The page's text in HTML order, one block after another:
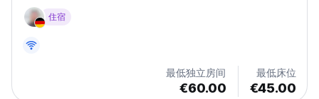
Portugal's stunning Silver Coast! We're more than just a
place to sleep; we're a community hub where surf
authentic...
住宿
最低独立房间
€60.00
最低床位
€45.00